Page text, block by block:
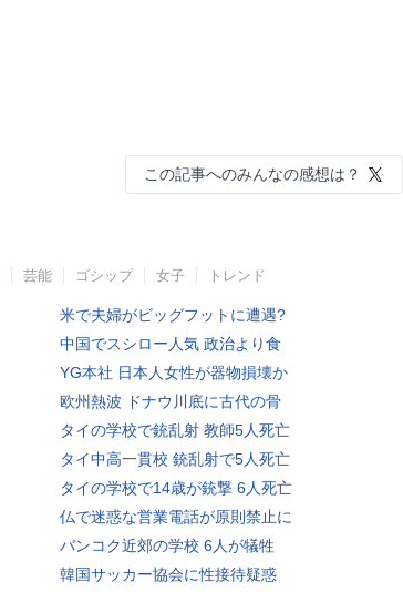
この記事へのみんなの感想は？
芸能 ゴシップ 女子 トレンド
米で夫婦がビッグフットに遭遇?
中国でスシロー人気 政治より食
YG本社 日本人女性が器物損壊か
欧州熱波 ドナウ川底に古代の骨
タイの学校で銃乱射 教師5人死亡
タイ中高一貫校 銃乱射で5人死亡
タイの学校で14歳が銃撃 6人死亡
仏で迷惑な営業電話が原則禁止に
バンコク近郊の学校 6人が犠牲
韓国サッカー協会に性接待疑惑